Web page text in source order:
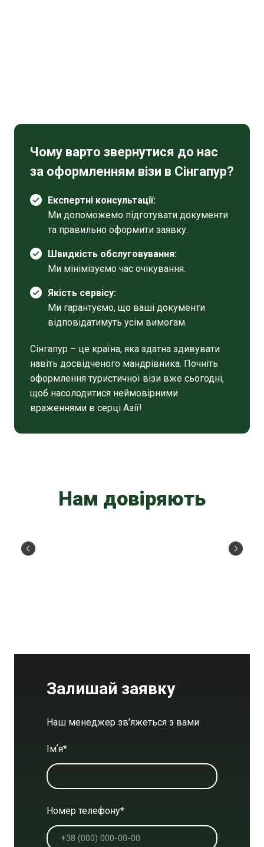
Чому варто звернутися до нас
за оформленням візи в Сінгапур?
Експертні консультації:
Ми допоможемо підготувати документи
та правильно оформити заявку.
Швидкість обслуговування:
Ми мінімізуємо час очікування.
Якість сервісу:
Ми гарантуємо, що ваші документи
відповідатимуть усім вимогам.
Сінгапур – це країна, яка здатна здивувати
навіть досвідченого мандрівника. Почніть
оформлення туристичної візи вже сьогодні,
щоб насолодитися неймовірними
враженнями в серці Азії!
Нам довіряють
Залишай заявку
Наш менеджер зв'яжеться з вами
Імʼя*
Номер телефону*